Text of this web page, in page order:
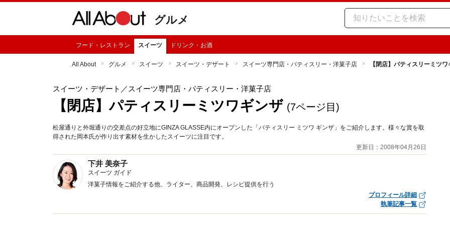
グルメ
フード・レストラン スイーツ ドリンク・お酒
All About グルメ スイーツ スイーツ・デザート スイーツ専門店・パティスリー・洋菓子店 【閉店】パティスリーミツワ
スイーツ・デザート ／スイーツ専門店・パティスリー・洋菓子店
【閉店】パティスリーミツワギンザ (7ページ目)
松屋通りと外堀通りの交差点の好立地にGINZA GLASSE内にオープンした「パティスリー ミツワ ギンザ」をご紹介します。様々な賞を取
得された岡本氏が作り出す素材を生かしたスイーツに注目です。
更新日：2008年04月26日
下井 美奈子
スイーツ ガイド
洋菓子情報をご紹介する他、ライター、商品開発、レシピ提供を行う
プロフィール詳細
執筆記事一覧